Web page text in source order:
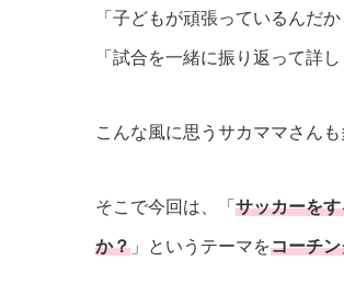
「子どもが頑張っているんだ
「試合を一緒に振り返って詳
こんな風に思うサカママさん
そこで今回は、「 サッカーを
か？ 」というテーマをコーチ